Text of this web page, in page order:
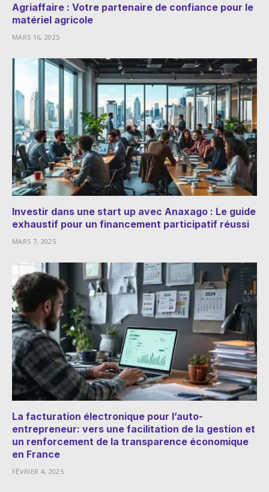
Agriaffaire : Votre partenaire de confiance pour le
matériel agricole
MARS 16, 2025
Investir dans une start up avec Anaxago : Le guide
exhaustif pour un financement participatif réussi
MARS 7, 2025
La facturation électronique pour l’auto-
entrepreneur: vers une facilitation de la gestion et
un renforcement de la transparence économique
en France
FÉVRIER 4, 2025